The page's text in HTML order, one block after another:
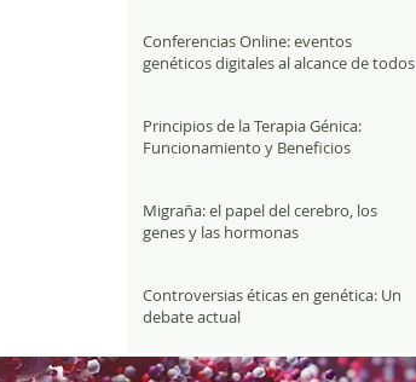
Conferencias Online: eventos
genéticos digitales al alcance de todos
Principios de la Terapia Génica:
Funcionamiento y Beneficios
Migraña: el papel del cerebro, los
genes y las hormonas
Controversias éticas en genética: Un
debate actual